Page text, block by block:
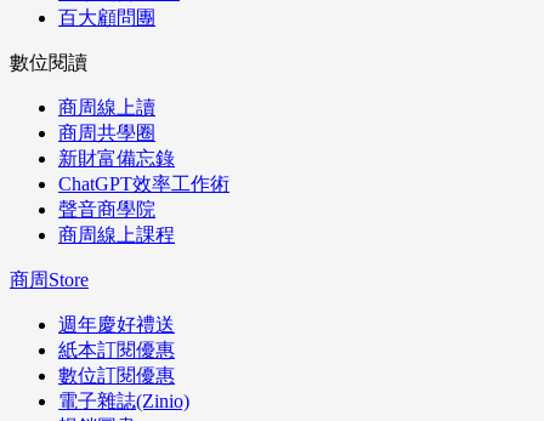
百大顧問團
數位閱讀
商周線上讀
商周共學圈
新財富備忘錄
ChatGPT效率工作術
聲音商學院
商周線上課程
商周Store
週年慶好禮送
紙本訂閱優惠
數位訂閱優惠
電子雜誌(Zinio)